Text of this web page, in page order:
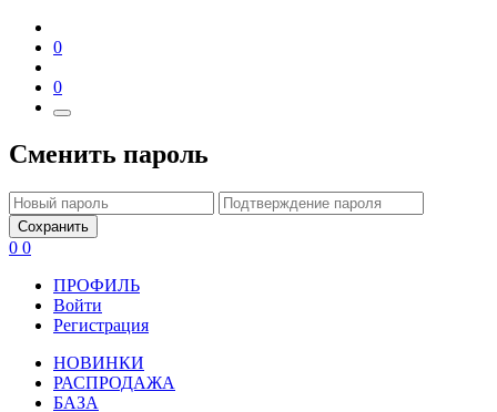
0
0
Сменить пароль
Сохранить
0 0
ПРОФИЛЬ
Войти
Регистрация
НОВИНКИ
РАСПРОДАЖА
БАЗА